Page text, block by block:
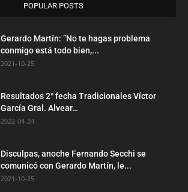
POPULAR POSTS
Gerardo Martín: ”No te hagas problema
conmigo está todo bien,...
2021-10-25
Resultados 2° fecha Tradicionales Víctor
García Gral. Alvear…
2022-04-24
Disculpas, anoche Fernando Secchi se
comunicó con Gerardo Martín, le...
2021-10-25